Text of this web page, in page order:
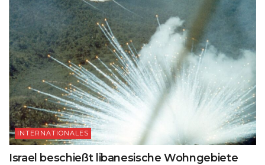
INTERNATIONALES
Israel beschießt libanesische Wohngebiete